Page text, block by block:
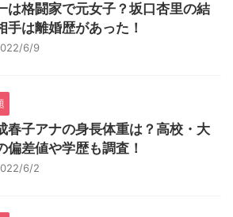
は格闘家で元女子？坂口杏里の結
手は離婚歴があった！
6/9
春子アナの身長体重は？高校・大
偏差値や学歴も調査！
6/2